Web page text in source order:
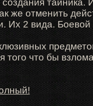
тайника.
же отменить
Их 2 вида.
того что бы